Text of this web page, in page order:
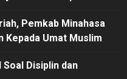
Pemkab Minahasa
Kepada Umat Muslim
Disiplin dan